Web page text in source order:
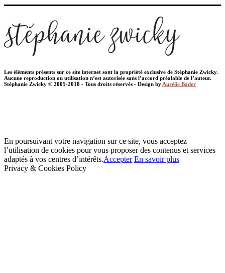
Les éléments présents sur ce site internet sont la propriété exclusive de Stéphanie Zwicky.
Aucune reproduction ou utilisation n’est autorisée sans l’accord préalable de l’auteur.
Stéphanie Zwicky © 2005-2018 - Tous droits réservés - Design by Aurélie Bader
En poursuivant votre navigation sur ce site, vous acceptez
l’utilisation de cookies pour vous proposer des contenus et services
adaptés à vos centres d’intérêts.Accepter En savoir plus
Privacy & Cookies Policy